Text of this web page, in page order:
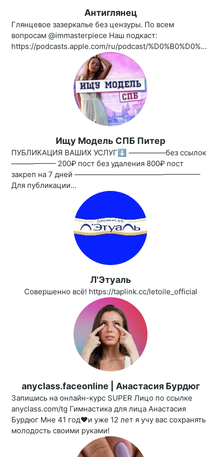
Антиглянец
Глянцевое зазеркалье без цензуры. По всем
вопросам @immasterpiece Наш подкаст:
https://podcasts.apple.com/ru/podcast/%D0%B0%D0%BD%D1%82%D0%B8%D0%B3%D0%BB%D1%8F%D0%BD%D0%B5%D1%86/id1461850339
Ищу Модель СПБ Питер
ПУБЛИКАЦИЯ ВАШИХ УСЛУГ⬇️ —————без ссылок
—————— 200₽ пост без удаления 800₽ пост
закреп на 7 дней —————————————————
Для публикации...
Л'Этуаль
Совершенно всё! https://taplink.cc/letoile_official
anyclass.faceonline | Анастасия Бурдюг
Запишись на онлайн-курс SUPER Лицо по ссылке
anyclass.com/tg Гимнастика для лица Анастасия
Бурдюг Мне 41 год❤️и уже 12 лет я учу вас сохранять
молодость своими руками!